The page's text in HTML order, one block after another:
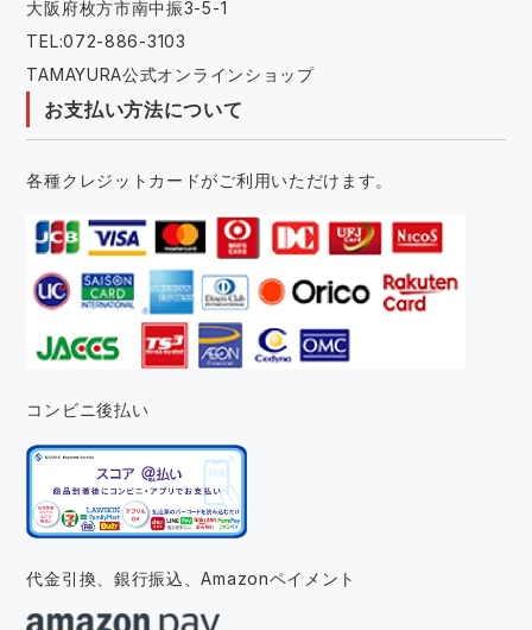
大阪府枚方市南中振3-5-1
TEL:072-886-3103
TAMAYURA公式オンラインショップ
お支払い方法について
各種クレジットカードがご利用いただけます。
コンビニ後払い
代金引換、銀行振込、Amazonペイメント